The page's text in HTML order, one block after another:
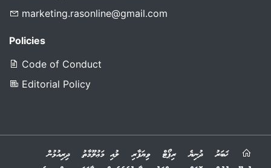
marketing.rasonline@gmail.com
Policies
Code of Conduct
Editorial Policy
ޚަބަރު ދުނިޔެ ރިޕޯޓް ވިޔަފާރި ލުއި މަޢުލޫމާތު
ދިރިއުޅުން